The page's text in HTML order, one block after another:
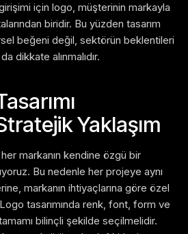
için logo, müşterinin markayla
biridir. Bu yüzden tasarım
beğeni değil, sektörün beklentileri
dikkate alınmalıdır.
Yaklaşım
markanın kendine özgü bir
Bu nedenle her projeye aynı
markanın ihtiyaçlarına göre özel
tasarımında renk, font, form ve
bilinçli şekilde seçilmelidir.